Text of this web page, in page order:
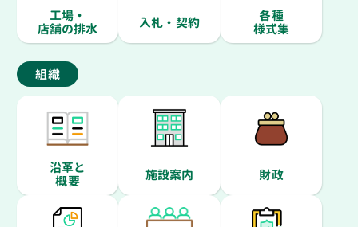
工場・
店舗の排水 入札・契約 各種
様式集
組織
沿革と
概要 施設案内 財政